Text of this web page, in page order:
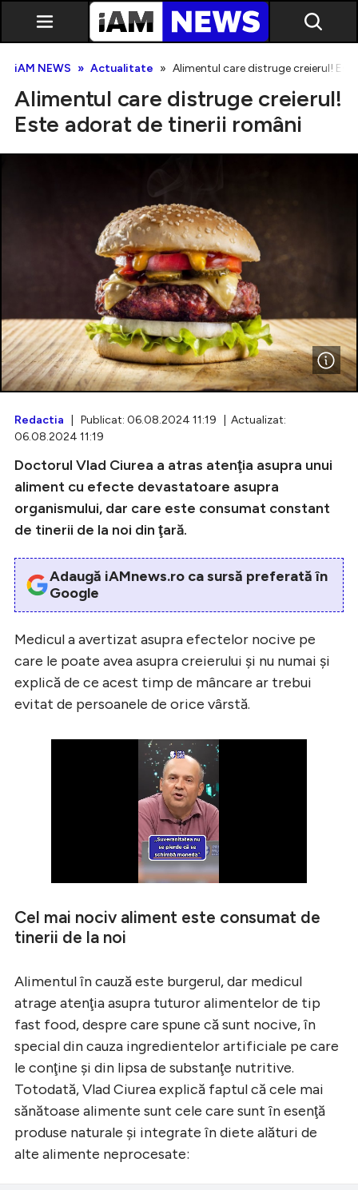
Intră în cont
Creează cont
iAM NEWS Actualitate Alimentul care distruge creierul!
Alimentul care distruge creierul!
Este adorat de tinerii români
Redactia | Publicat: 06.08.2024 11:19 | Actualizat:
06.08.2024 11:19
Doctorul Vlad Ciurea a atras atenţia asupra unui
aliment cu efecte devastatoare asupra
organismului, dar care este consumat constant
de tinerii de la noi din ţară.
Adaugă iAMnews.ro ca sursă preferată în
Google
Medicul a avertizat asupra efectelor nocive pe
care le poate avea asupra creierului şi nu numai şi
explică de ce acest timp de mâncare ar trebui
evitat de persoanele de orice vârstă.
Cel mai nociv aliment este consumat de
tinerii de la noi
Alimentul în cauză este burgerul, dar medicul
atrage atenţia asupra tuturor alimentelor de tip
fast food, despre care spune că sunt nocive, în
special din cauza ingredientelor artificiale pe care
le conţine şi din lipsa de substanţe nutritive.
Totodată, Vlad Ciurea explică faptul că cele mai
sănătoase alimente sunt cele care sunt în esenţă
produse naturale şi integrate în diete alături de
alte alimente neprocesate: